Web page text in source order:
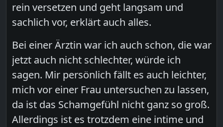
rein versetzen und geht langsam und
sachlich vor, erklärt auch alles.
Bei einer Ärztin war ich auch schon, die war
jetzt auch nicht schlechter, würde ich
sagen. Mir persönlich fällt es auch leichter,
mich vor einer Frau untersuchen zu lassen,
da ist das Schamgefühl nicht ganz so groß.
Allerdings ist es trotzdem eine intime und